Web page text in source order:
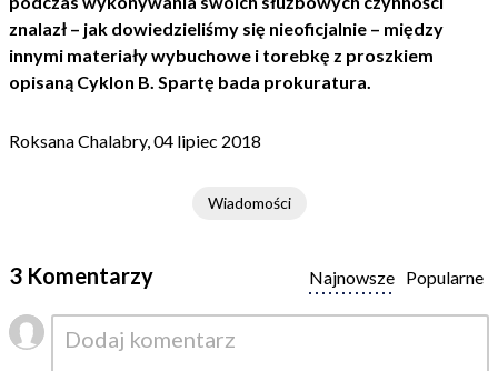
znalazł – jak dowiedzieliśmy się nieoficjalnie – między
innymi materiały wybuchowe i torebkę z proszkiem
opisaną Cyklon B. Spartę bada prokuratura.
Roksana Chalabry, 04 lipiec 2018
Wiadomości
3 Komentarzy Popularne
Najnowsze